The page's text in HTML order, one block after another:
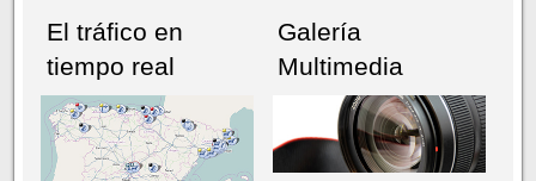
El tráfico en
tiempo real
Galería
Multimedia